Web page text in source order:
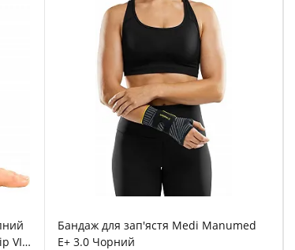
VI
Бандаж для зап'ястя Medi Manumed
E+ 3.0 Чорний